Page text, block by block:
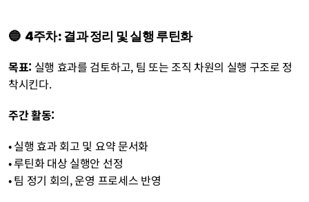
🔵  4주차: 결과 정리 및 실행 루틴화
목표: 실행 효과를 검토하고, 팀 또는 조직 차원의 실행 구조로 정
착시킨다.
주간 활동:
• 실행 효과 회고 및 요약 문서화
• 루틴화 대상 실행안 선정
• 팀 정기 회의, 운영 프로세스 반영